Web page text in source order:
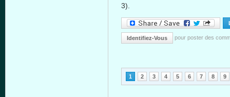
3).
Identifiez-Vous pour poster des
Pages
1 2 3 4 5 6 7 8 9